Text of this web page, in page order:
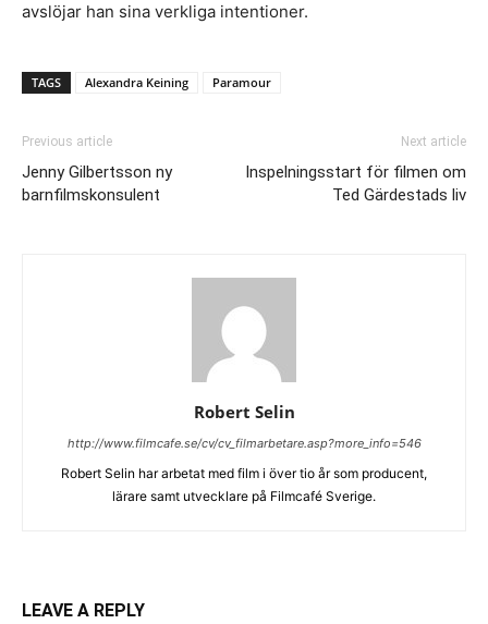
avslöjar han sina verkliga intentioner.
TAGS Alexandra Keining Paramour
Previous article
Jenny Gilbertsson ny
barnfilmskonsulent
Next article
Inspelningsstart för filmen om
Ted Gärdestads liv
Robert Selin
http://www.filmcafe.se/cv/cv_filmarbetare.asp?more_info=546
Robert Selin har arbetat med film i över tio år som producent,
lärare samt utvecklare på Filmcafé Sverige.
LEAVE A REPLY